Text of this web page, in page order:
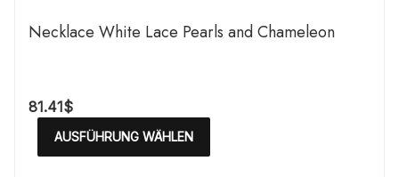
Necklace White Lace Pearls and Chameleon
81.41$
AUSFÜHRUNG WÄHLEN